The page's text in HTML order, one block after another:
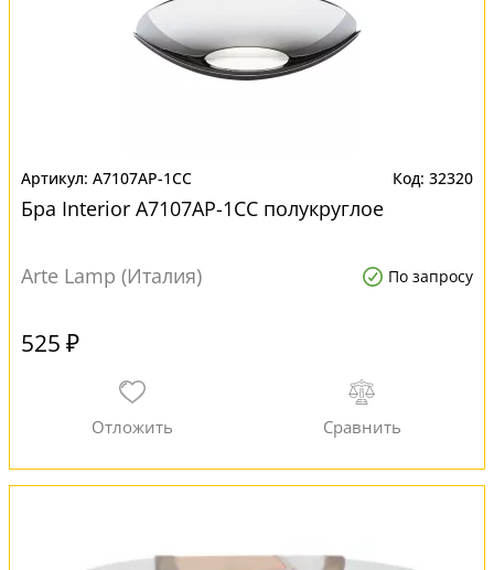
A7107AP-1CC 32320
Бра Interior A7107AP-1CC полукруглое
Arte Lamp (Италия) По запросу
525 ₽